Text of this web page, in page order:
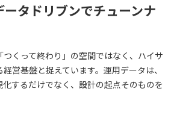
タドリブンでチューンナ
くって終わり」の空間ではなく、ハイサ
営基盤と捉えています。運用データは、
するだけでなく、設計の起点そのものを